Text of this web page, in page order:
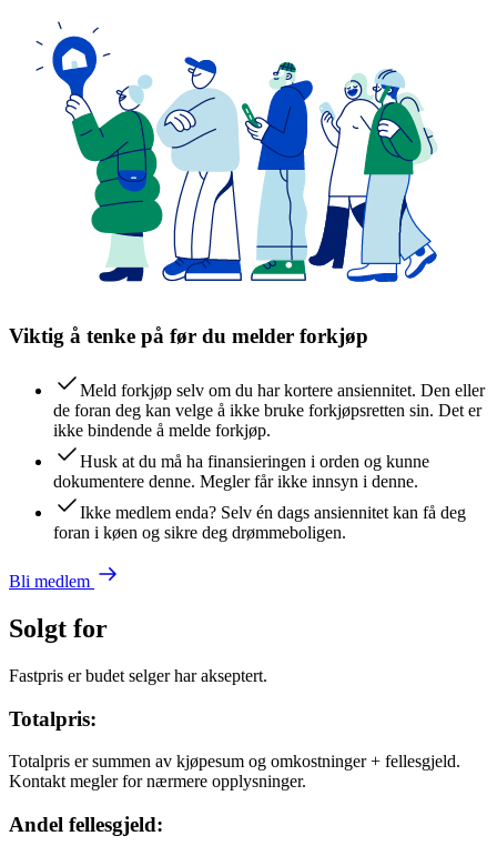
Viktig å tenke på før du melder forkjøp
Meld forkjøp selv om du har kortere ansiennitet. Den eller
de foran deg kan velge å ikke bruke forkjøpsretten sin. Det er
ikke bindende å melde forkjøp.
Husk at du må ha finansieringen i orden og kunne
dokumentere denne. Megler får ikke innsyn i denne.
Ikke medlem enda? Selv én dags ansiennitet kan få deg
foran i køen og sikre deg drømmeboligen.
Bli medlem
Solgt for
Fastpris er budet selger har akseptert.
Totalpris:
Totalpris er summen av kjøpesum og omkostninger + fellesgjeld.
Kontakt megler for nærmere opplysninger.
Andel fellesgjeld: